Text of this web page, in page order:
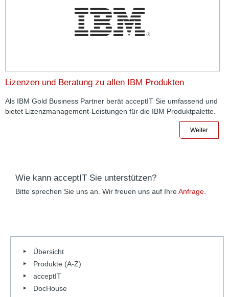
Lizenzen und Beratung zu allen IBM Produkten
Als IBM Gold Business Partner berät acceptIT Sie umfassend und
bietet Lizenzmanagement-Leistungen für die IBM Produktpalette.
Weiter
Wie kann acceptIT Sie unterstützen?
Bitte sprechen Sie uns an. Wir freuen uns auf IhreAnfrage.
Übersicht
Produkte (A-Z)
acceptIT
DocHouse